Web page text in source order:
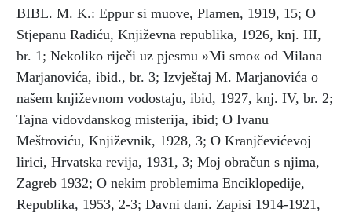
BIBL. M. K.: Eppur si muove, Plamen, 1919, 15; O
Stjepanu Radiću, Književna republika, 1926, knj. III,
br. 1; Nekoliko riječi uz pjesmu »Mi smo« od Milana
Marjanovića, ibid., br. 3; Izvještaj M. Marjanovića o
našem književnom vodostaju, ibid, 1927, knj. IV, br. 2;
Tajna vidovdanskog misterija, ibid; O Ivanu
Meštroviću, Književnik, 1928, 3; O Kranjčevićevoj
lirici, Hrvatska revija, 1931, 3; Moj obračun s njima,
Zagreb 1932; O nekim problemima Enciklopedije,
Republika, 1953, 2-3; Davni dani. Zapisi 1914-1921,